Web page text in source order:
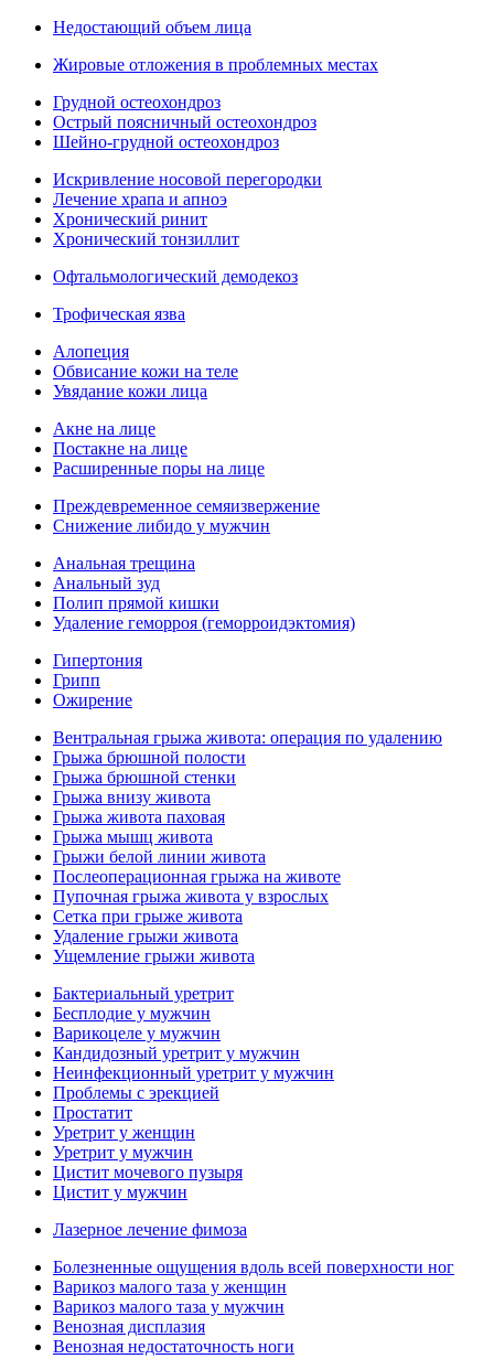
Недостающий объем лица
Жировые отложения в проблемных местах
Грудной остеохондроз
Острый поясничный остеохондроз
Шейно-грудной остеохондроз
Искривление носовой перегородки
Лечение храпа и апноэ
Хронический ринит
Хронический тонзиллит
Офтальмологический демодекоз
Трофическая язва
Алопеция
Обвисание кожи на теле
Увядание кожи лица
Акне на лице
Постакне на лице
Расширенные поры на лице
Преждевременное семяизвержение
Снижение либидо у мужчин
Анальная трещина
Анальный зуд
Полип прямой кишки
Удаление геморроя (геморроидэктомия)
Гипертония
Грипп
Ожирение
Вентральная грыжа живота: операция по удалению
Грыжа брюшной полости
Грыжа брюшной стенки
Грыжа внизу живота
Грыжа живота паховая
Грыжа мышц живота
Грыжи белой линии живота
Послеоперационная грыжа на животе
Пупочная грыжа живота у взрослых
Сетка при грыже живота
Удаление грыжи живота
Ущемление грыжи живота
Бактериальный уретрит
Бесплодие у мужчин
Варикоцеле у мужчин
Кандидозный уретрит у мужчин
Неинфекционный уретрит у мужчин
Проблемы с эрекцией
Простатит
Уретрит у женщин
Уретрит у мужчин
Цистит мочевого пузыря
Цистит у мужчин
Лазерное лечение фимоза
Болезненные ощущения вдоль всей поверхности ног
Варикоз малого таза у женщин
Варикоз малого таза у мужчин
Венозная дисплазия
Венозная недостаточность ноги